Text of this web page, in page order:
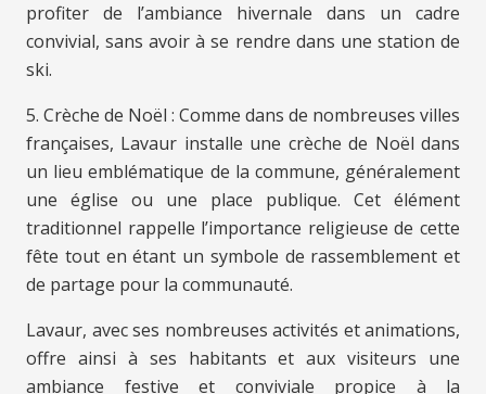
profiter de l’ambiance hivernale dans un cadre
convivial, sans avoir à se rendre dans une station de
ski.
5. Crèche de Noël : Comme dans de nombreuses villes
françaises, Lavaur installe une crèche de Noël dans
un lieu emblématique de la commune, généralement
une église ou une place publique. Cet élément
traditionnel rappelle l’importance religieuse de cette
fête tout en étant un symbole de rassemblement et
de partage pour la communauté.
Lavaur, avec ses nombreuses activités et animations,
offre ainsi à ses habitants et aux visiteurs une
ambiance festive et conviviale propice à la